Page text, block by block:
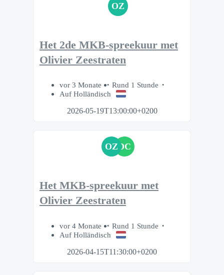
OZ
Het 2de MKB-spreekuur met
Olivier Zeestraten
vor 3 Monate
Rund 1 Stunde
Auf Holländisch
2026-05-19T13:00:00+0200
OZ DC
Het MKB-spreekuur met
Olivier Zeestraten
vor 4 Monate
Rund 1 Stunde
Auf Holländisch
2026-04-15T11:30:00+0200